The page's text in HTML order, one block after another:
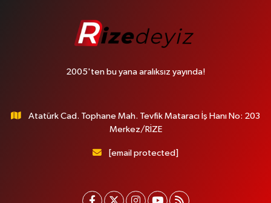
2005'ten bu yana aralıksız yayında!
Atatürk Cad. Tophane Mah. Tevfik Mataracı İş Hanı No: 203
Merkez/RİZE
[email protected]